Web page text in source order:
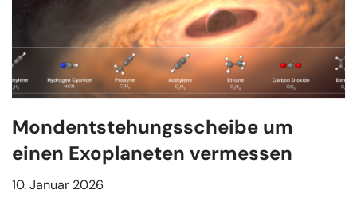
Mondentstehungsscheibe um
einen Exoplaneten vermessen
10. Januar 2026